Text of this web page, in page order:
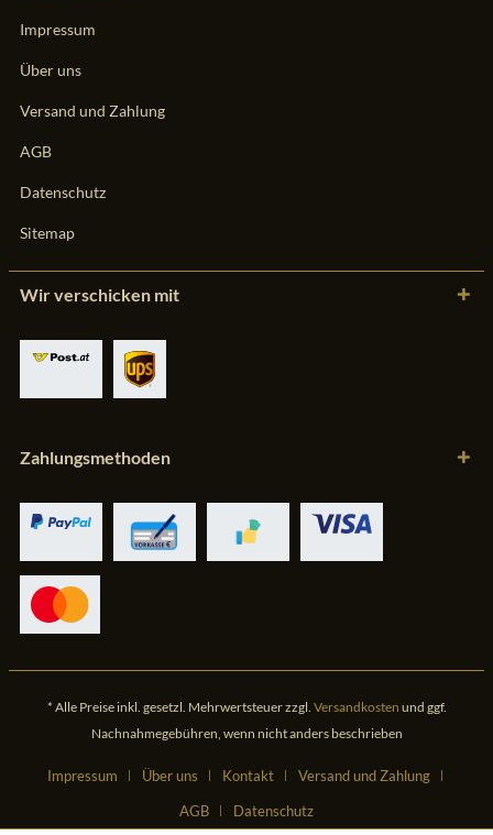
Impressum
Über uns
Versand und Zahlung
AGB
Datenschutz
Sitemap
Wir verschicken mit
Zahlungsmethoden
* Alle Preise inkl. gesetzl. Mehrwertsteuer zzgl. Versandkosten und ggf.
Nachnahmegebühren, wenn nicht anders beschrieben
Impressum Über uns Kontakt
Versand und Zahlung
AGB
Datenschutz